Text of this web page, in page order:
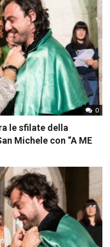
0
le sfilate della
Michele con “A ME